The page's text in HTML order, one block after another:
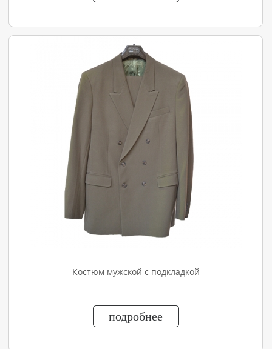
Костюм мужской с подкладкой
подробнее